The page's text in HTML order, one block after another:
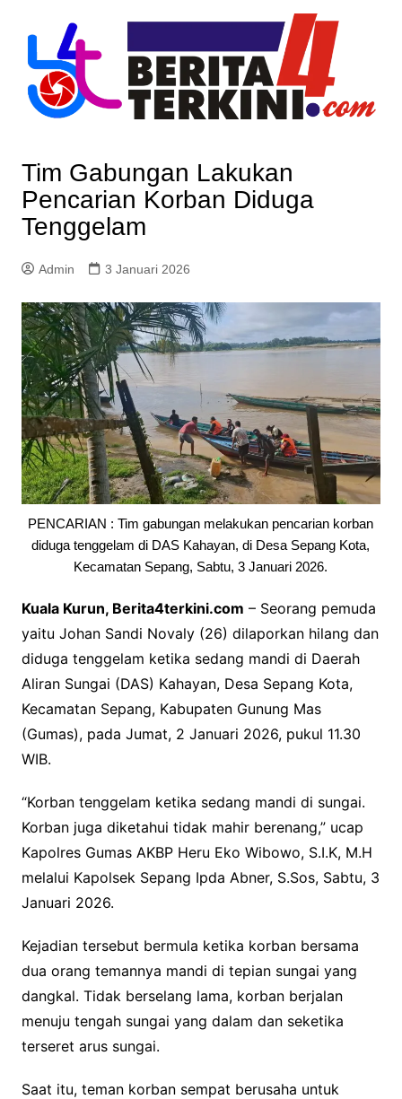
content
Tim Gabungan Lakukan
Pencarian Korban Diduga
Tenggelam
Admin 3 Januari 2026
PENCARIAN : Tim gabungan melakukan pencarian korban
diduga tenggelam di DAS Kahayan, di Desa Sepang Kota,
Kecamatan Sepang, Sabtu, 3 Januari 2026.
Kuala Kurun, Berita4terkini.com – Seorang pemuda
yaitu Johan Sandi Novaly (26) dilaporkan hilang dan
diduga tenggelam ketika sedang mandi di Daerah
Aliran Sungai (DAS) Kahayan, Desa Sepang Kota,
Kecamatan Sepang, Kabupaten Gunung Mas
(Gumas), pada Jumat, 2 Januari 2026, pukul 11.30
WIB.
“Korban tenggelam ketika sedang mandi di sungai.
Korban juga diketahui tidak mahir berenang,” ucap
Kapolres Gumas AKBP Heru Eko Wibowo, S.I.K, M.H
melalui Kapolsek Sepang Ipda Abner, S.Sos, Sabtu, 3
Januari 2026.
Kejadian tersebut bermula ketika korban bersama
dua orang temannya mandi di tepian sungai yang
dangkal. Tidak berselang lama, korban berjalan
menuju tengah sungai yang dalam dan seketika
terseret arus sungai.
Saat itu, teman korban sempat berusaha untuk